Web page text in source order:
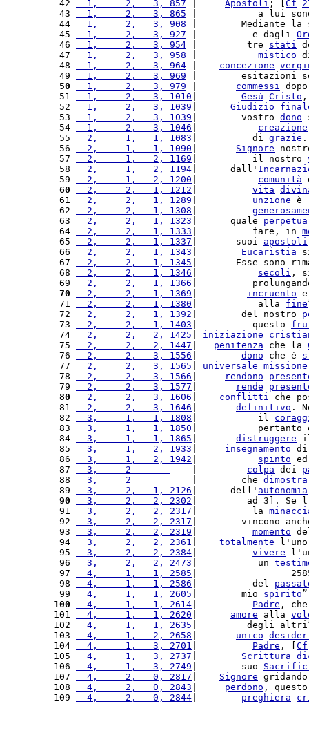
42
  1,     2,   3, 857
Apostoli ; [ Cf
43
  1,     2,   3, 865
|           a lui
44
  1,     2,   3, 908
|        Mediante la
45
  1,     2,   3, 927
|          e dagli
46
  1,     2,   3, 954
|         tre stati
47
  1,     2,   3, 958
mistico
48
  1,     2,   3, 964
concezione
49
  1,     2,   3, 969
|        esitazioni
50
  1,     2,   3, 979
commessi
51
  1,     2,   3, 1010
Gesù Cristo
52
  1,     2,   3, 1039
Giudizio
53
  1,     2,   3, 1039
|        vostro dono
54
  1,     2,   3, 1046
creazione
55
  2,     1,   1, 1083
|          di grazie
56
  2,     1,   1, 1090
Signore
57
  2,     1,   2, 1169
|          il nostro
58
  2,     1,   2, 1194
|      dall'
59
  2,     1,   2, 1200
comunità
60
  2,     2,   1, 1212
vita
61
  2,     2,   1, 1289
unzione è
62
  2,     2,   1, 1308
63
  2,     2,   1, 1323
|      quale
64
  2,     2,   1, 1333
|          fare, in
65
  2,     2,   1, 1337
|       suoi apostoli
66
  2,     2,   1, 1343
Eucaristia
67
  2,     2,   1, 1345
|       Esse sono
68
  2,     2,   1, 1346
secoli ,
69
  2,     2,   1, 1366
|
70
  2,     2,   1, 1369
incruento
71
  2,     2,   1, 1380
|           alla fine
72
  2,     2,   1, 1392
|        del nostro
73
  2,     2,   1, 1403
|          questo
74
  2,     2,   2, 1425
iniziazione
75
  2,     2,   2, 1447
penitenza che la
76
  2,     2,   3, 1556
dono che è
77
  2,     2,   3, 1565
universale missione
78
  2,     2,   3, 1566
rendono
79
  2,     2,   3, 1577
rende
80
  2,     2,   3, 1606
conflitti che
81
  2,     2,   3, 1646
definitivo .
82
  3,     1,   1, 1808
|           il
83
  3,     1,   1, 1850
|           pertanto
84
  3,     1,   1, 1865
distruggere
85
  3,     1,   2, 1933
insegnamento
86
  3,     1,   2, 1942
spinto
87
  3,     2
colpa dei
88
  3,     2
    |        che
dimostra
89
  3,     2,   1, 2126
|      dell' autonomia
90
  3,     2,   2, 2302
|         ad 3]. Se
91
  3,     2,   2, 2317
|          la
92
  3,     2,   2, 2317
|        vincono
93
  3,     2,   2, 2319
momento
94
  3,     2,   2, 2361
totalmente
95
  3,     2,   2, 2384
vivere
96
  3,     2,   2, 2473
|           un
97
  4,     1,   1, 2585
|                 2585
98
  4,     1,   1, 2586
|          del
99
  4,     1,   1, 2605
|        mio spirito
100
  4,     1,   1, 2614
Padre ,
101
  4,     1,   1, 2620
amore alla
102
  4,     1,   1, 2635
|         degli
103
  4,     1,   2, 2658
unico
104
  4,     1,   3, 2701
Padre , [ Cf
105
  4,     1,   3, 2737
Scrittura
106
  4,     1,   3, 2749
|        suo
107
  4,     2,   0, 2817
Signore
108
  4,     2,   0, 2843
perdono ,
109
  4,     2,   0, 2844
preghiera